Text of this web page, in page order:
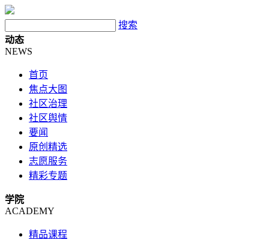
搜索
动态
NEWS
首页
焦点大图
社区治理
社区舆情
要闻
原创精选
志愿服务
精彩专题
学院
ACADEMY
精品课程